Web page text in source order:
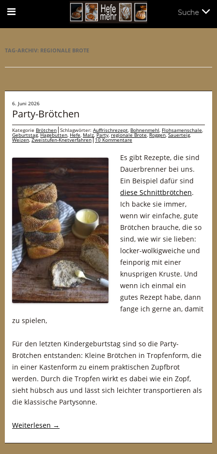
TAG-ARCHIV: REGIONALE BROTE
6. Juni 2026
Party-Brötchen
Kategorie Brötchen Schlagwörter: Auffrischrezept, Bohnenmehl, Flohsamenschale,
Geburtstag,Hagebutten, Hefe, Malz,Party,regionale Brote,Roggen,Sauerteig,
Weizen,Zweistufen-Knetverfahren 10 Kommentare
Es gibt Rezepte, die sind
Dauerbrenner bei uns.
Ein Beispiel dafür sind
diese Schnittbrötchen.
Ich backe sie immer,
wenn wir einfache, gute
Brötchen brauche, die so
sind, wie wir sie lieben:
locker-wolkigweiche und
feinporig mit einer
knusprigen Kruste. Und
wenn ich einmal ein
gutes Rezept habe, dann
fange ich gerne an, damit
zu spielen,
Für den letzten Kindergeburtstag sind so die Party-
Brötchen entstanden: Kleine Brötchen in Tropfenform, die
in einer Kastenform zu einem praktischen Zupfbrot
werden. Durch die Tropfen wirkt es dabei wie ein Zopf,
sieht hübsch aus und lässt sich leichter transportieren als
die klassische Partysonne.
Weiterlesen →
Suche
Suche